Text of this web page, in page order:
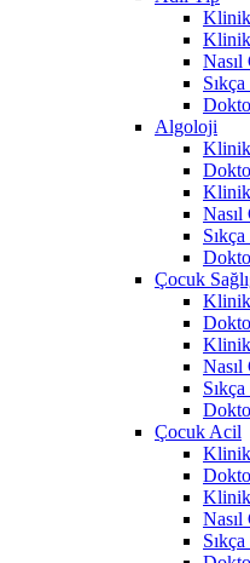
Klinik
Algoloji
Klinik
Çocuk
Klinik
Çocuk Acil
Klinik